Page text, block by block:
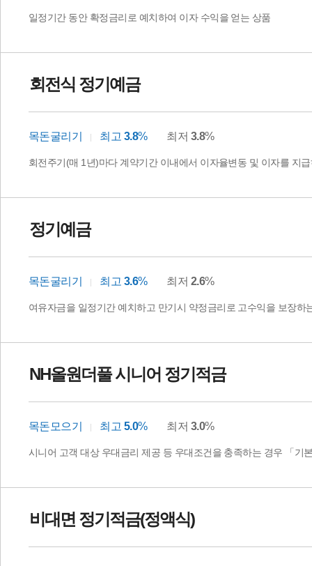
일정기간 동안 확정금리로 예치하여 이자 수익을 얻는 상품
회전식 정기예금
목돈굴리기 최고 3.8% 최저 3.8%
회전주기(매 1년)마다 계약기간 이내에서 이자율변동 및 이자를 지
정기예금
목돈굴리기 최고 3.6% 최저 2.6%
여유자금을 일정기간 예치하고 만기시 약정금리로 고수익을 보장하
NH올원더풀 시니어 정기적금
목돈모으기 최고 5.0% 최저 3.0%
시니어 고객 대상 우대금리 제공 등 우대조건을 충족하는 경우 「기
비대면 정기적금(정액식)